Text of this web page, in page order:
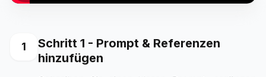
1
Schritt 1 - Prompt & Referenzen
hinzufügen